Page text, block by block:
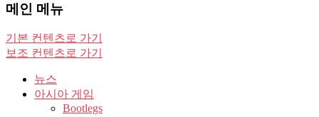
메인 메뉴
기본 컨텐츠로 가기
보조 컨텐츠로 가기
뉴스
아시아 게임
Bootlegs